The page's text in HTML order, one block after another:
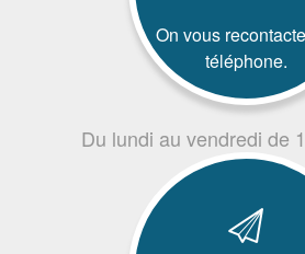
On vous
téléphone.
Du lundi au vendredi de